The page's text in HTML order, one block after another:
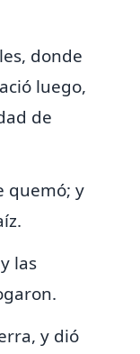
donde
luego,
de
quemó; y
las
y dió